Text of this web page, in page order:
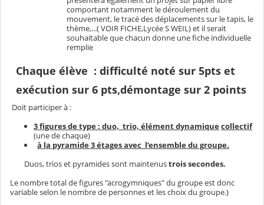
comportant notamment le déroulement du
mouvement, le tracé des déplacements sur le tapis, le
thème,...( VOIR FICHE,Lycée S WEIL) et il serait
souhaitable que chacun donne une fiche individuelle
remplie
Chaque élève : difficulté noté sur 5pts et
exécution sur 6 pts,démontage sur 2 points
Doit participer à :
3 figures de type : duo, trio, élément dynamiquecollectif
(une de chaque)
à la pyramide 3 étages avec l’ensemble du groupe.
Duos, trios et pyramides sont maintenustrois secondes.
Le nombre total de figures "acrogymniques" du groupe est donc
variable selon le nombre de personnes et les choix du groupe.)